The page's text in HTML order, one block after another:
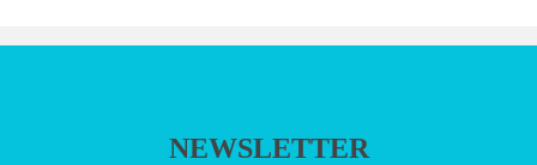
NEWSLETTER